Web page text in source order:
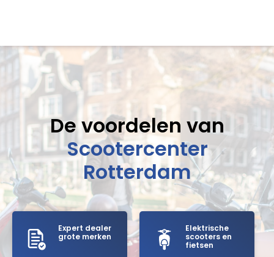
De voordelen van
Scootercenter
Rotterdam
Expert dealer
grote merken
Elektrische
scooters en
fietsen